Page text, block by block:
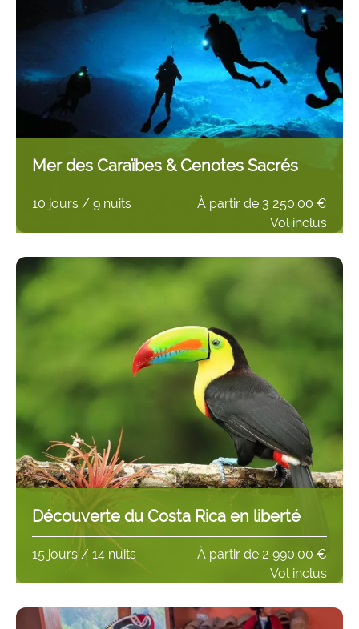
Mer des Caraïbes & Cenotes Sacrés
10 jours / 9 nuits
Vol inclus
À partir de 3 250,00 €
Découverte du Costa Rica en liberté
15 jours / 14 nuits
Vol inclus
À partir de 2 990,00 €